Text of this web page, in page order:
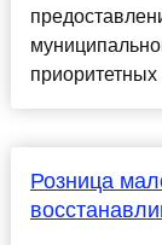
приоритетных
Розница